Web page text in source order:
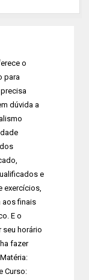
o
para
dúvida a
e
exercícios,
aos finais
E o
seu horário
fazer
Curso: